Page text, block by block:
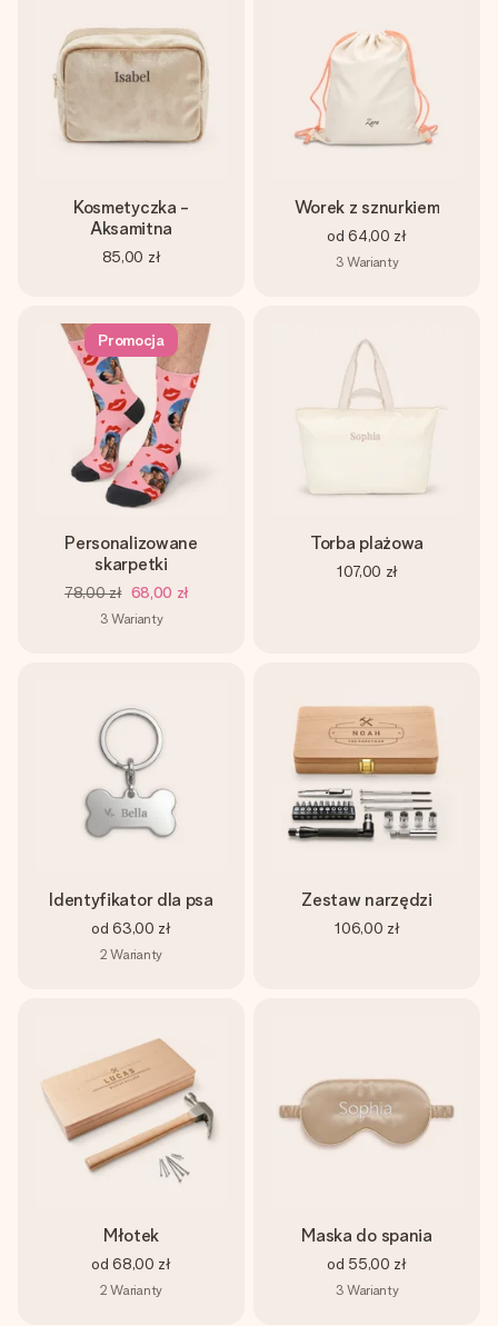
Kosmetyczka -
Aksamitna
85,00 zł
Worek z sznurkiem
od 64,00 zł
3 Warianty
Promocja
Personalizowane
skarpetki
78,00 zł 68,00 zł
3 Warianty
Torba plażowa
107,00 zł
Identyfikator dla psa
od 63,00 zł
2 Warianty
Zestaw narzędzi
106,00 zł
Młotek
od 68,00 zł
2 Warianty
Maska do spania
od 55,00 zł
3 Warianty